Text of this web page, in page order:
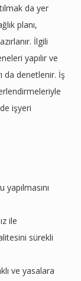
da yer
planı,
İlgili
yapılır ve
da denetlenir. İş
işyeri
ile
sürekli
ve yasalara